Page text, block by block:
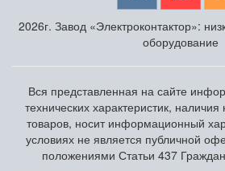
2026г. Завод «Электроконтактор»:
оборудование
Вся представленная на сайте
технических характеристик,
товаров, носит информационный
условиях не является публичной
положениями Статьи 437